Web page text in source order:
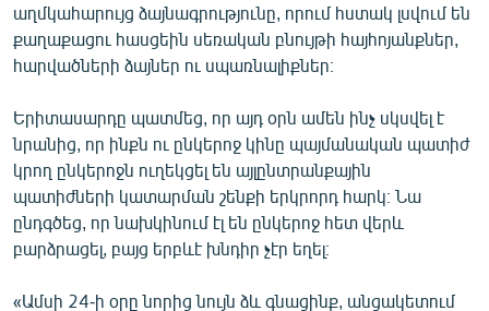
«Ազատության» բոլոր կայքերը
աղմկահարույց ձայնագրությունը, որում հստակ լսվում են
քաղաքացու հասցեին սեռական բնույթի հայհոյանքներ,
հարվածների ձայներ ու սպառնալիքներ։
Երիտասարդը պատմեց, որ այդ օրն ամեն ինչ սկսվել է
նրանից, որ ինքն ու ընկերոջ կինը պայմանական պատիժ
կրող ընկերոջն ուղեկցել են այլընտրանքային
պատիժների կատարման շենքի երկրորդ հարկ։ Նա
ընդգծեց, որ նախկինում էլ են ընկերոջ հետ վերև
բարձրացել, բայց երբևէ խնդիր չէր եղել։
«Ամսի 24-ի օրը նորից նույն ձև գնացինք, անցակետում